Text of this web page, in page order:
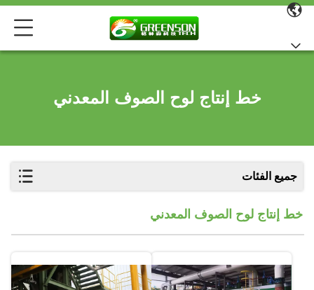
خط إنتاج لوح الصوف المعدني
جميع الفئات
خط إنتاج لوح الصوف المعدني